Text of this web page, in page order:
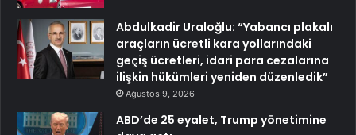
Abdulkadir Uraloğlu: “Yabancı plakalı
araçların ücretli kara yollarındaki
geçiş ücretleri, idari para cezalarına
ilişkin hükümleri yeniden düzenledik”
Ağustos 9, 2026
ABD’de 25 eyalet, Trump yönetimine